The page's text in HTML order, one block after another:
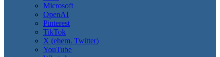
Microsoft
OpenAI
Pinterest
TikTok
X (ehem. Twitter)
YouTube